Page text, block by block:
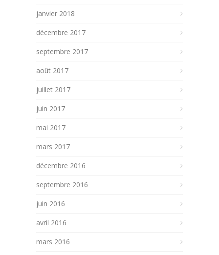
janvier 2018
décembre 2017
septembre 2017
août 2017
juillet 2017
juin 2017
mai 2017
mars 2017
décembre 2016
septembre 2016
juin 2016
avril 2016
mars 2016